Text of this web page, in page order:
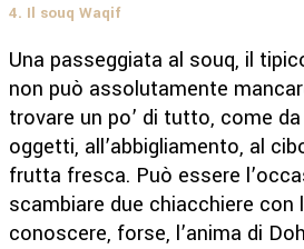
4. Il souq Waqif
Una passeggiata al souq, il
non può assolutamente
trovare un po’ di tutto, come
oggetti, all’abbigliamento, al
frutta fresca. Può essere
scambiare due chiacchiere con
conoscere, forse, l’anima di